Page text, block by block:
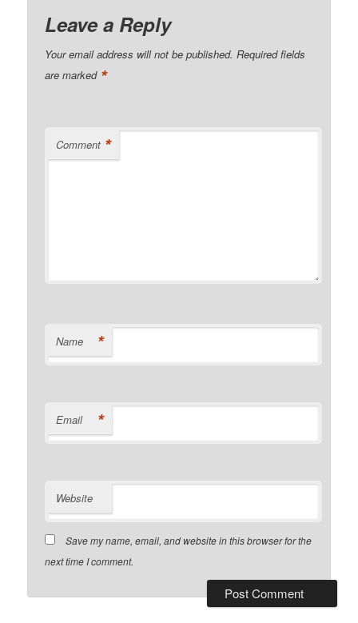
Leave a Reply
Your email address will not be published. Required fields
are marked *
Comment *
Name *
Email *
Website
Save my name, email, and website in this browser for the
next time I comment.